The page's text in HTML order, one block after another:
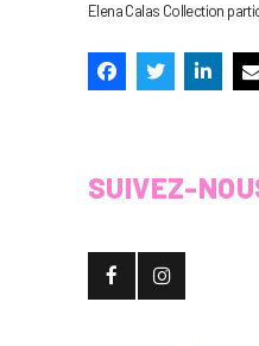
Elena Calas Collection
SUIVEZ-